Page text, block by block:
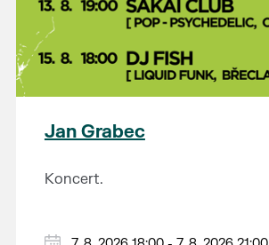
Jan Grabec
Koncert.